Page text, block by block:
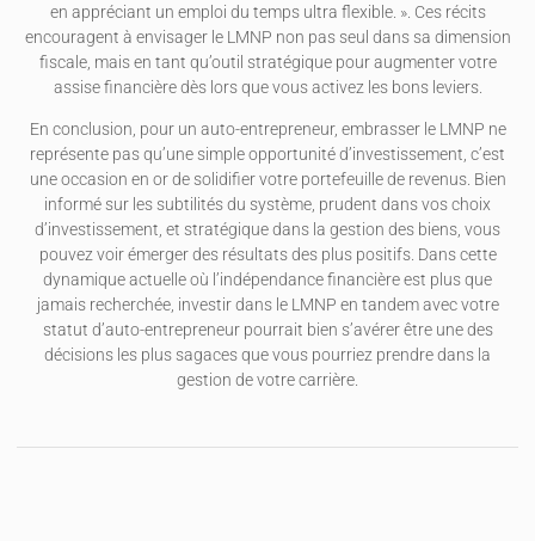
en appréciant un emploi du temps ultra flexible. ». Ces récits
encouragent à envisager le LMNP non pas seul dans sa dimension
fiscale, mais en tant qu’outil stratégique pour augmenter votre
assise financière dès lors que vous activez les bons leviers.
En conclusion, pour un auto-entrepreneur, embrasser le LMNP ne
représente pas qu’une simple opportunité d’investissement, c’est
une occasion en or de solidifier votre portefeuille de revenus. Bien
informé sur les subtilités du système, prudent dans vos choix
d’investissement, et stratégique dans la gestion des biens, vous
pouvez voir émerger des résultats des plus positifs. Dans cette
dynamique actuelle où l’indépendance financière est plus que
jamais recherchée, investir dans le LMNP en tandem avec votre
statut d’auto-entrepreneur pourrait bien s’avérer être une des
décisions les plus sagaces que vous pourriez prendre dans la
gestion de votre carrière.